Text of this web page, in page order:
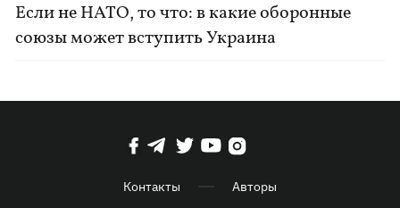
Если не НАТО, то что: в какие оборонные
союзы может вступить Украина
Контакты Авторы